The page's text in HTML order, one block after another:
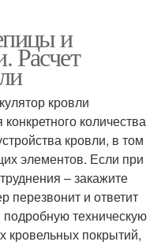
и
Расчет
кровли
количества
кровли, в том
элементов. Если при
– закажите
перезвонит и ответит
техническую
кровельных покрытий,